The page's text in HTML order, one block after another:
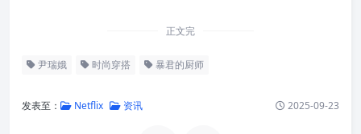
正文完
尹瑞娥 时尚穿搭 暴君的厨师
发表至： Netflix 资讯 2025-09-23